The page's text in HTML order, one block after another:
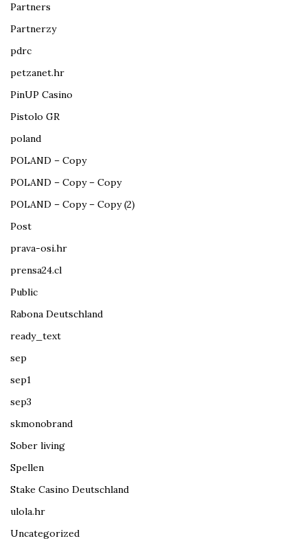
Partners
Partnerzy
pdrc
petzanet.hr
PinUP Casino
Pistolo GR
poland
POLAND – Copy
POLAND – Copy – Copy
POLAND – Copy – Copy (2)
Post
prava-osi.hr
prensa24.cl
Public
Rabona Deutschland
ready_text
sep
sep1
sep3
skmonobrand
Sober living
Spellen
Stake Casino Deutschland
ulola.hr
Uncategorized